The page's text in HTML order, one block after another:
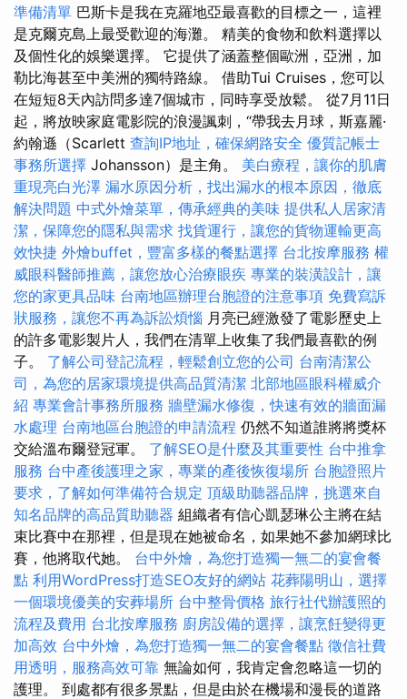
準備清單 巴斯卡是我在克羅地亞最喜歡的目標之一，這裡
是克爾克島上最受歡迎的海灘。 精美的食物和飲料選擇以
及個性化的娛樂選擇。 它提供了涵蓋整個歐洲，亞洲，加
勒比海甚至中美洲的獨特路線。 借助Tui Cruises，您可以
在短短8天內訪問多達7個城市，同時享受放鬆。 從7月11日
起，將放映家庭電影院的浪漫諷刺，“帶我去月球，斯嘉麗·
約翰遜（Scarlett 查詢IP地址，確保網路安全 優質記帳士
事務所選擇 Johansson）是主角。 美白療程，讓你的肌膚
重現亮白光澤 漏水原因分析，找出漏水的根本原因，徹底
解決問題 中式外燴菜單，傳承經典的美味 提供私人居家清
潔，保障您的隱私與需求 找貨運行，讓您的貨物運輸更高
效快捷 外燴buffet，豐富多樣的餐點選擇 台北按摩服務 權
威眼科醫師推薦，讓您放心治療眼疾 專業的裝潢設計，讓
您的家更具品味 台南地區辦理台胞證的注意事項 免費寫訴
狀服務，讓您不再為訴訟煩惱 月亮已經激發了電影歷史上
的許多電影製片人，我們在清單上收集了我們最喜歡的例
子。 了解公司登記流程，輕鬆創立您的公司 台南清潔公
司，為您的居家環境提供高品質清潔 北部地區眼科權威介
紹 專業會計事務所服務 牆壁漏水修復，快速有效的牆面漏
水處理 台南地區台胞證的申請流程 仍然不知道誰將將獎杯
交給溫布爾登冠軍。 了解SEO是什麼及其重要性 台中推拿
服務 台中產後護理之家，專業的產後恢復場所 台胞證照片
要求，了解如何準備符合規定 頂級助聽器品牌，挑選來自
知名品牌的高品質助聽器 組織者有信心凱瑟琳公主將在結
束比賽中在那裡，但是現在她被命名，如果她不參加網球比
賽，他將取代她。 台中外燴，為您打造獨一無二的宴會餐
點 利用WordPress打造SEO友好的網站 花葬陽明山，選擇
一個環境優美的安葬場所 台中整骨價格 旅行社代辦護照的
流程及費用 台北按摩服務 廚房設備的選擇，讓烹飪變得更
加高效 台中外燴，為您打造獨一無二的宴會餐點 徵信社費
用透明，服務高效可靠 無論如何，我肯定會忽略這一切的
護理。 到處都有很多景點，但是由於在機場和漫長的道路